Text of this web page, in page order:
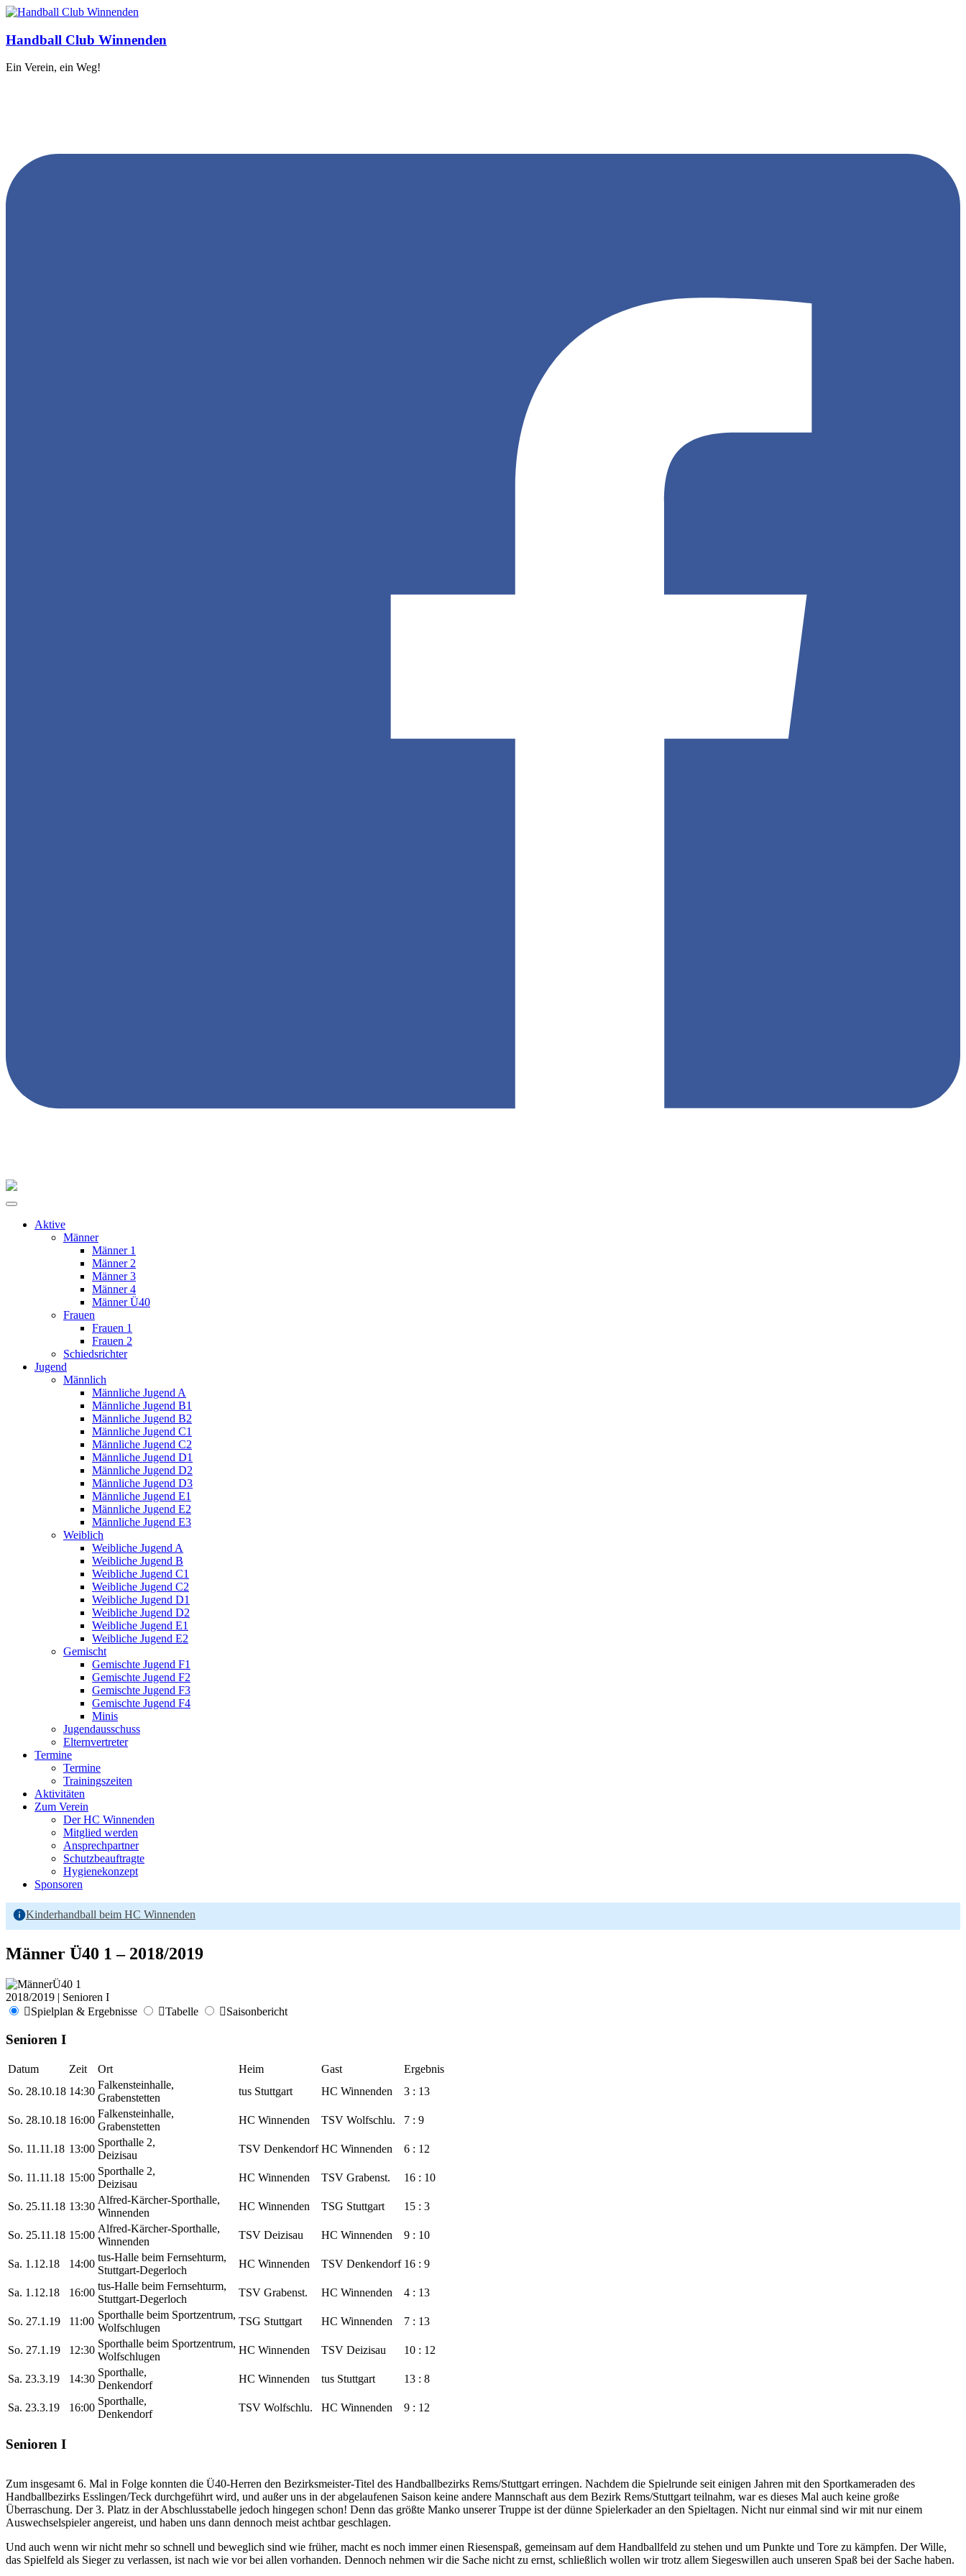
Handball Club Winnenden
Ein Verein, ein Weg!
Aktive
Männer
Männer 1
Männer 2
Männer 3
Männer 4
Männer Ü40
Frauen
Frauen 1
Frauen 2
Schiedsrichter
Jugend
Männlich
Männliche Jugend A
Männliche Jugend B1
Männliche Jugend B2
Männliche Jugend C1
Männliche Jugend C2
Männliche Jugend D1
Männliche Jugend D2
Männliche Jugend D3
Männliche Jugend E1
Männliche Jugend E2
Männliche Jugend E3
Weiblich
Weibliche Jugend A
Weibliche Jugend B
Weibliche Jugend C1
Weibliche Jugend C2
Weibliche Jugend D1
Weibliche Jugend D2
Weibliche Jugend E1
Weibliche Jugend E2
Gemischt
Gemischte Jugend F1
Gemischte Jugend F2
Gemischte Jugend F3
Gemischte Jugend F4
Minis
Jugendausschuss
Elternvertreter
Termine
Termine
Trainingszeiten
Aktivitäten
Zum Verein
Der HC Winnenden
Mitglied werden
Ansprechpartner
Schutzbeauftragte
Hygienekonzept
Sponsoren
Kinderhandball beim HC Winnenden
Männer Ü40 1 – 2018/2019
2018/2019 | Senioren I
Spielplan & Ergebnisse
Tabelle Saisonbericht
Senioren I
Datum Zeit Ort Heim Gast
Ergebnis
So. 28.10.18 14:30
Falkensteinhalle,
Grabenstetten
tus Stuttgart HC Winnenden 3 : 13
So. 28.10.18 16:00
Falkensteinhalle,
Grabenstetten
HC Winnenden TSV Wolfschlu. 7 : 9
So. 11.11.18 13:00
Sporthalle 2,
Deizisau
TSV Denkendorf HC Winnenden 6 : 12
So. 11.11.18 15:00
Sporthalle 2,
Deizisau
HC Winnenden TSV Grabenst. 16 : 10
So. 25.11.18 13:30
Alfred-Kärcher-Sporthalle,
Winnenden
HC Winnenden TSG Stuttgart 15 : 3
So. 25.11.18 15:00
Alfred-Kärcher-Sporthalle,
Winnenden
TSV Deizisau HC Winnenden 9 : 10
Sa. 1.12.18 14:00
tus-Halle beim Fernsehturm,
Stuttgart-Degerloch
HC Winnenden TSV Denkendorf 16 : 9
Sa. 1.12.18 16:00
tus-Halle beim Fernsehturm,
Stuttgart-Degerloch
TSV Grabenst. HC Winnenden 4 : 13
So. 27.1.19 11:00
Sporthalle beim Sportzentrum,
Wolfschlugen
TSG Stuttgart HC Winnenden 7 : 13
So. 27.1.19 12:30
Sporthalle beim Sportzentrum,
Wolfschlugen
HC Winnenden TSV Deizisau 10 : 12
Sa. 23.3.19 14:30
Sporthalle,
Denkendorf
HC Winnenden tus Stuttgart 13 : 8
Sa. 23.3.19 16:00
Sporthalle,
Denkendorf
TSV Wolfschlu. HC Winnenden 9 : 12
Senioren I
Zum insgesamt 6. Mal in Folge konnten die Ü40-Herren den Bezirksmeister-Titel des Handballbezirks Rems/Stuttgart erringen. Nachdem die Spielrunde seit einigen Jahren mit den Sportkameraden des
Handballbezirks Esslingen/Teck durchgeführt wird, und außer uns in der abgelaufenen Saison keine andere Mannschaft aus dem Bezirk Rems/Stuttgart teilnahm, war es dieses Mal auch keine große
Überraschung. Der 3. Platz in der Abschlusstabelle jedoch hingegen schon! Denn das größte Manko unserer Truppe ist der dünne Spielerkader an den Spieltagen. Nicht nur einmal sind wir mit nur einem
Auswechselspieler angereist, und haben uns dann dennoch meist achtbar geschlagen.
Und auch wenn wir nicht mehr so schnell und beweglich sind wie früher, macht es noch immer einen Riesenspaß, gemeinsam auf dem Handballfeld zu stehen und um Punkte und Tore zu kämpfen. Der Wille,
das Spielfeld als Sieger zu verlassen, ist nach wie vor bei allen vorhanden. Dennoch nehmen wir die Sache nicht zu ernst, schließlich wollen wir trotz allem Siegeswillen auch unseren Spaß bei der Sache haben.